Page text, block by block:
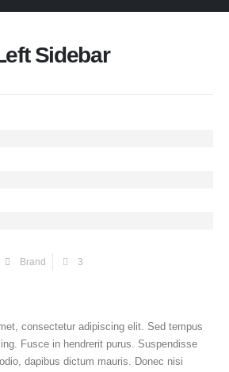
Sidebar
Brand 3
consectetur adipiscing elit. Sed tempus
Fusce in hendrerit purus. Suspendisse
dapibus dictum mauris. Donec nisi